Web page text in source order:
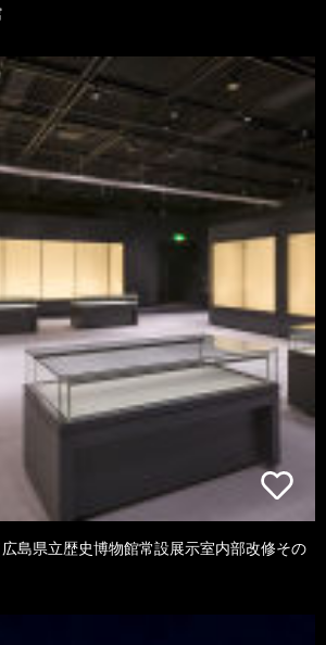
島県立歴史博物館常設展示室内部改修その